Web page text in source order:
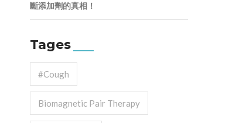
斷添加劑的真相！
Tages
#cough
Biomagnetic Pair Therapy